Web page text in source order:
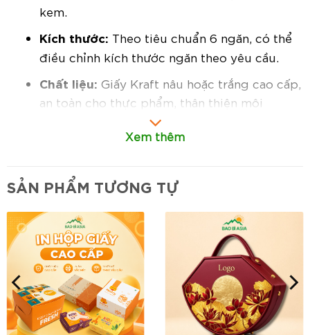
kem.
Kích thước: Theo tiêu chuẩn 6 ngăn, có thể
điều chỉnh kích thước ngăn theo yêu cầu.
Chất liệu: Giấy Kraft nâu hoặc trắng cao cấp,
an toàn cho thực phẩm, thân thiện môi
Hình dáng:Hộp nắp kín hoặc nắp rời, thiết
kế chắc chắn, sang trọng.
In ấn:Nhận in logo, họa tiết, thông tin
thương hiệu theo yêu cầu.
Đặc điểm nổi bật:
Thiết kế 6 ngăn tiện lợi:Giúp bảo quản
Xem thêm
SẢN PHẨM TƯƠNG TỰ